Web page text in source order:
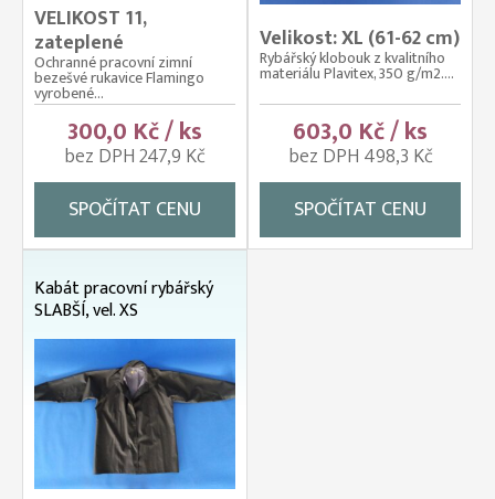
VELIKOST 11,
zateplené
Ochranné pracovní zimní
bezešvé rukavice Flamingo
vyrobené...
300,0 Kč / ks
bez DPH 247,9 Kč
SPOČÍTAT CENU
Velikost: XL (61-62 cm)
Rybářský klobouk z kvalitního
materiálu Plavitex, 350 g/m2....
603,0 Kč / ks
bez DPH 498,3 Kč
SPOČÍTAT CENU
Kabát pracovní rybářský
SLABŠÍ, vel. XS